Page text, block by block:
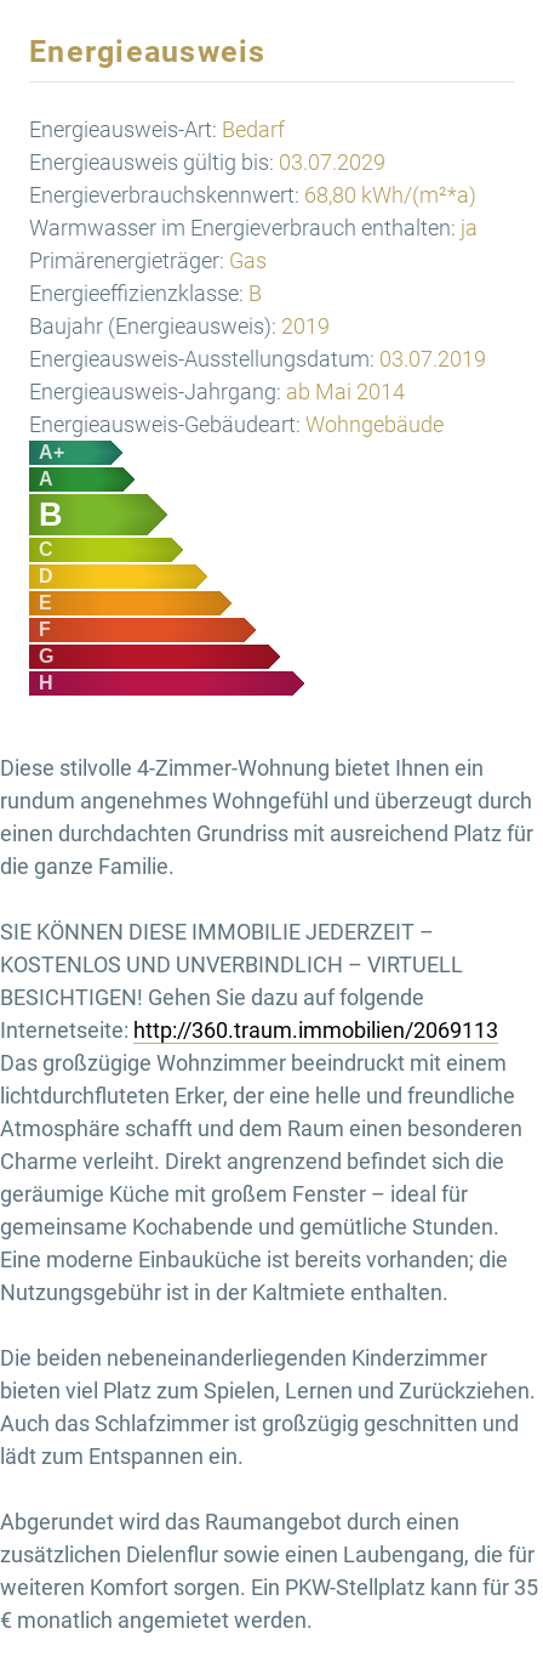
Energieausweis
Energieausweis-Art: Bedarf
Energieausweis gültig bis: 03.07.2029
Energieverbrauchskennwert: 68,80 kWh/(m²*a)
Warmwasser im Energieverbrauch enthalten: ja
Primärenergieträger: Gas
Energieeffizienzklasse: B
Baujahr (Energieausweis): 2019
Energieausweis-Ausstellungsdatum: 03.07.2019
Energieausweis-Jahrgang: ab Mai 2014
Energieausweis-Gebäudeart: Wohngebäude
A+
A
B
C
D
E
F
G
H
Diese stilvolle 4-Zimmer-Wohnung bietet Ihnen ein
rundum angenehmes Wohngefühl und überzeugt durch
einen durchdachten Grundriss mit ausreichend Platz für
die ganze Familie.
SIE KÖNNEN DIESE IMMOBILIE JEDERZEIT –
KOSTENLOS UND UNVERBINDLICH – VIRTUELL
BESICHTIGEN! Gehen Sie dazu auf folgende
Internetseite: http://360.traum.immobilien/2069113
Das großzügige Wohnzimmer beeindruckt mit einem
lichtdurchfluteten Erker, der eine helle und freundliche
Atmosphäre schafft und dem Raum einen besonderen
Charme verleiht. Direkt angrenzend befindet sich die
geräumige Küche mit großem Fenster – ideal für
gemeinsame Kochabende und gemütliche Stunden.
Eine moderne Einbauküche ist bereits vorhanden; die
Nutzungsgebühr ist in der Kaltmiete enthalten.
Die beiden nebeneinanderliegenden Kinderzimmer
bieten viel Platz zum Spielen, Lernen und Zurückziehen.
Auch das Schlafzimmer ist großzügig geschnitten und
lädt zum Entspannen ein.
Abgerundet wird das Raumangebot durch einen
zusätzlichen Dielenflur sowie einen Laubengang, die für
weiteren Komfort sorgen. Ein PKW-Stellplatz kann für 35
€ monatlich angemietet werden.